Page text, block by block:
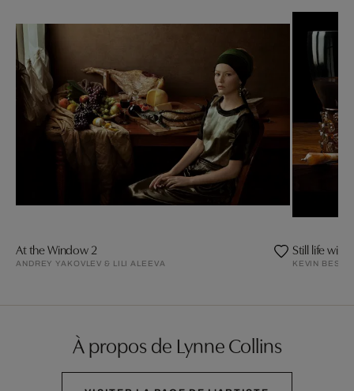
At the Window 2
ANDREY YAKOVLEV & LILI ALEEVA
Still life with
KEVIN BEST
À propos de Lynne Collins